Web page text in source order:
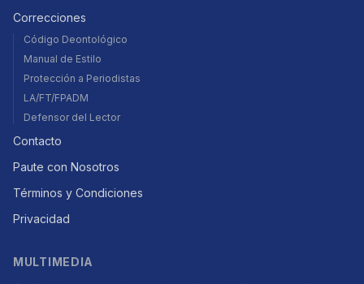
Correcciones
Código Deontológico
Manual de Estilo
Protección a Periodistas
LA/FT/FPADM
Defensor del Lector
Contacto
Paute con Nosotros
Términos y Condiciones
Privacidad
MULTIMEDIA